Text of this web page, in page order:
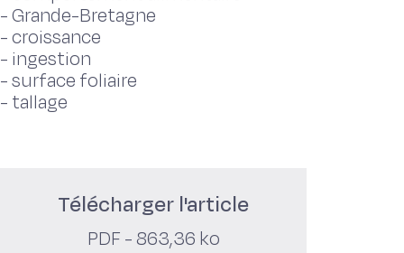
-Grande-Bretagne
-croissance
- ingestion
-surface foliaire
- tallage
Télécharger l'article
PDF - 863,36 ko